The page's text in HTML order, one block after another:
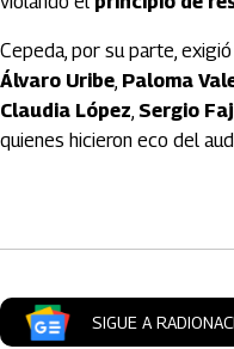
Cepeda, por su parte, exigió
Álvaro Uribe, Paloma
Claudia López, Sergio
quienes hicieron eco del
SIGUE A